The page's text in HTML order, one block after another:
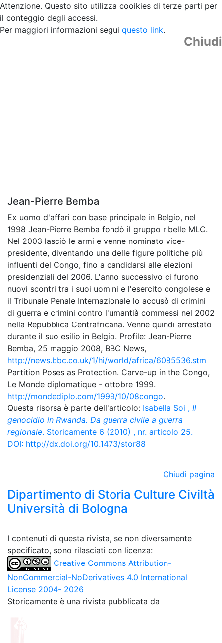
Attenzione. Questo sito utilizza cooikies di terze parti per
il conteggio degli accessi.
Per maggiori informazioni segui questo link.
Chiudi
Jean-Pierre Bemba
Ex uomo d'affari con base principale in Belgio, nel
1998 Jean-Pierre Bemba fondò il gruppo ribelle MLC.
Nel 2003 lasciò le armi e venne nominato vice-
presidente, diventando una delle figure politiche più
influenti del Congo, fino a candidarsi alle elezioni
presidenziali del 2006. L'anno successivo ci furono
nuovi scontri tra i suoi uomini e l'esercito congolese e
il Tribunale Penale Internazionale lo accusò di crimini
di guerra e crimini contro l'umantià commessi nel 2002
nella Repubblica Centrafricana. Venne quindi arrestato
durante il suo esilio in Belgio. Profile: Jean-Pierre
Bemba, 25 maggio 2008, BBC News,
http://news.bbc.co.uk/1/hi/world/africa/6085536.stm
Partition Poses as Protection. Carve-up in the Congo,
Le Monde diplomatique - ottobre 1999.
http://mondediplo.com/1999/10/08congo.
Questa risorsa è parte dell'articolo: Isabella Soi , Il
genocidio in Rwanda. Da guerra civile a guerra
regionale. Storicamente 6 (2010) , nr. articolo 25.
DOI: http://dx.doi.org/10.1473/stor88
Chiudi pagina
Dipartimento di Storia Culture Civiltà
Università di Bologna
I contenuti di questa rivista, se non diversamente
specificato, sono rilasciati con licenza:
Creative Commons Attribution-
NonCommercial-NoDerivatives 4.0 International
License 2004- 2026
Storicamente è una rivista pubblicata da